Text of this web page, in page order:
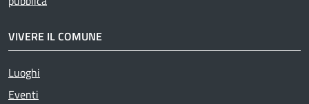
VIVERE IL COMUNE
Luoghi
Eventi